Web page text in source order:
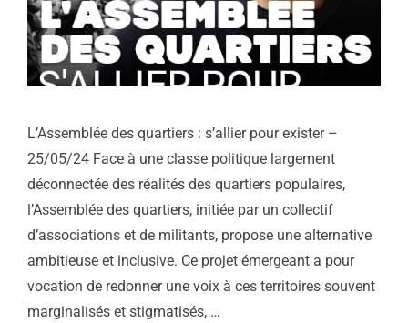
L’Assemblée des quartiers : s’allier pour exister –
25/05/24 Face à une classe politique largement
déconnectée des réalités des quartiers populaires,
l’Assemblée des quartiers, initiée par un collectif
d’associations et de militants, propose une alternative
ambitieuse et inclusive. Ce projet émergeant a pour
vocation de redonner une voix à ces territoires souvent
marginalisés et stigmatisés, …